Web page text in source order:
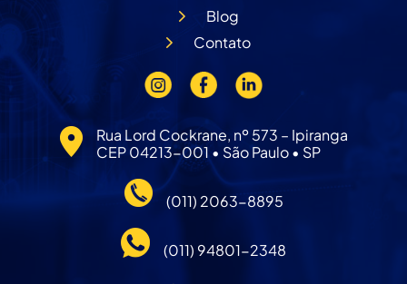
Blog
Contato
Rua Lord Cockrane, nº 573 – Ipiranga
CEP 04213-001 • São Paulo • SP
(011) 2063-8895
(011) 94801-2348